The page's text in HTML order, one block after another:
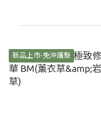
新品上市-免沖護髮